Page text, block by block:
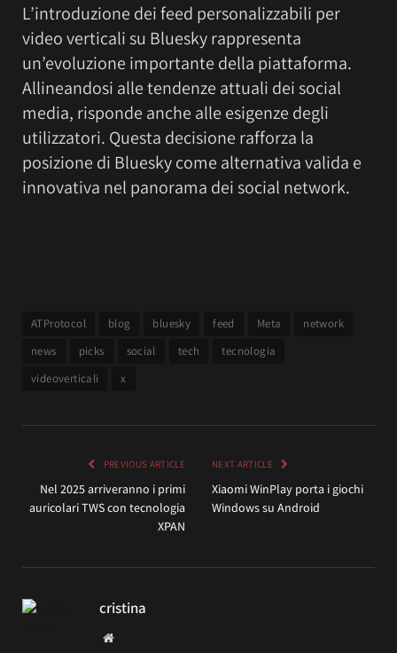
L’introduzione dei feed personalizzabili per
video verticali su Bluesky rappresenta
un’evoluzione importante della piattaforma.
Allineandosi alle tendenze attuali dei social
media, risponde anche alle esigenze degli
utilizzatori. Questa decisione rafforza la
posizione di Bluesky come alternativa valida e
innovativa nel panorama dei social network.
ATProtocol blog bluesky feed Meta
network
news
picks social tech
tecnologia
videoverticali
x
PREVIOUS ARTICLE
Nel 2025 arriveranno i primi
auricolari TWS con tecnologia
XPAN
NEXT ARTICLE
Xiaomi WinPlay porta i giochi
Windows su Android
cristina
Website